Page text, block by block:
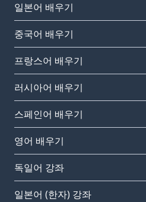
일본어 배우기
중국어 배우기
프랑스어 배우기
러시아어 배우기
스페인어 배우기
영어 배우기
독일어 강좌
일본어 (한자) 강좌